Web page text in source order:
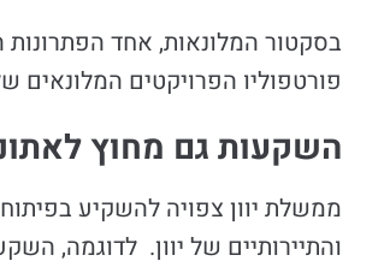
בסקטור המלונאות, אחד
פורטפוליו הפרויקטים המלונאים
השקעות גם מחוץ
ממשלת יוון צפויה להשקיע